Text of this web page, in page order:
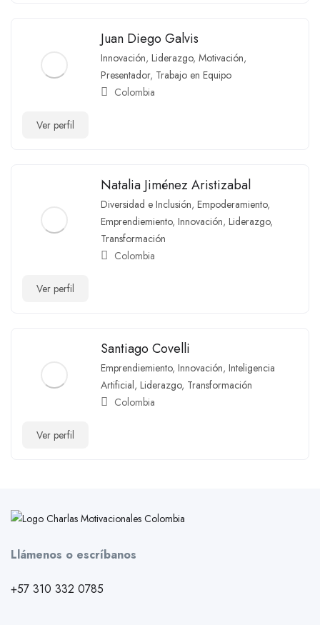
Juan Diego Galvis
Innovación, Liderazgo, Motivación,
Presentador, Trabajo en Equipo
Colombia
Ver perfil
Natalia Jiménez Aristizabal
Diversidad e Inclusión, Empoderamiento,
Emprendiemiento, Innovación, Liderazgo,
Transformación
Colombia
Ver perfil
Santiago Covelli
Emprendiemiento, Innovación, Inteligencia
Artificial, Liderazgo, Transformación
Colombia
Ver perfil
Llámenos o escríbanos
+57 310 332 0785